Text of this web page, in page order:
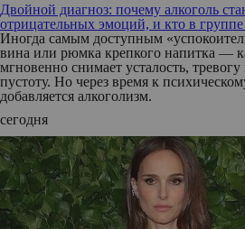
Двойной диагноз: почему алкоголь
отрицательных эмоций, и кто в группе
Иногда самым доступным
вина или рюмка крепкого напитка —
мгновенно снимает усталость,
пустоту. Но через время к
добавляется алкоголизм.
сегодня